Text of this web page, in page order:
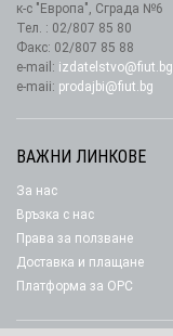
к-с "Европа", Сграда №6
Тел. : 02/807 85 80
Факс: 02/807 85 88
e-mail: izdatelstvo@fiut.bg
e-maii: prodajbi@fiut.bg
ВАЖНИ ЛИНКОВЕ
За нас
Връзка с нас
Права за ползване
Доставка и плащане
Платформа за ОРС